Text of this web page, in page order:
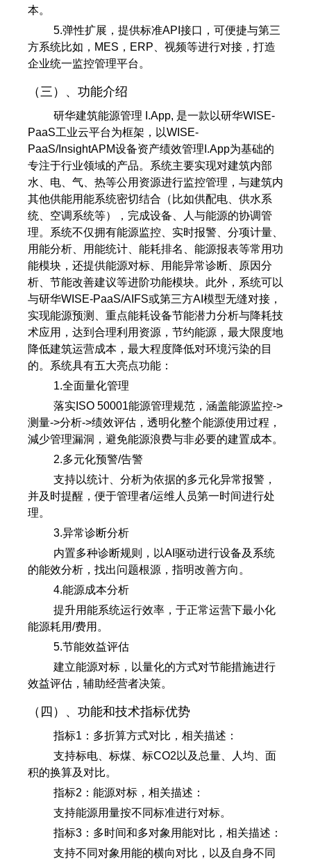
本。
5.弹性扩展，提供标准API接口，可便捷与第三
方系统比如，MES，ERP、视频等进行对接，打造
企业统一监控管理平台。
（三）、功能介绍
研华建筑能源管理 I.App, 是一款以研华WISE-
PaaS工业云平台为框架，以WISE-
PaaS/InsightAPM设备资产绩效管理I.App为基础的
专注于行业领域的产品。系统主要实现对建筑内部
水、电、气、热等公用资源进行监控管理，与建筑内
其他供能用能系统密切结合（比如供配电、供水系
统、空调系统等），完成设备、人与能源的协调管
理。系统不仅拥有能源监控、实时报警、分项计量、
用能分析、用能统计、能耗排名、能源报表等常用功
能模块，还提供能源对标、用能异常诊断、原因分
析、节能改善建议等进阶功能模块。此外，系统可以
与研华WISE-PaaS/AIFS或第三方AI模型无缝对接，
实现能源预测、重点能耗设备节能潜力分析与降耗技
术应用，达到合理利用资源，节约能源，最大限度地
降低建筑运营成本，最大程度降低对环境污染的目
的。系统具有五大亮点功能：
1.全面量化管理
落实ISO 50001能源管理规范，涵盖能源监控->
测量->分析->绩效评估，透明化整个能源使用过程，
減少管理漏洞，避免能源浪费与非必要的建置成本。
2.多元化预警/告警
支持以统计、分析为依据的多元化异常报警，
并及时提醒，便于管理者/运维人员第一时间进行处
理。
3.异常诊断分析
内置多种诊断规则，以AI驱动进行设备及系统
的能效分析，找出问题根源，指明改善方向。
4.能源成本分析
提升用能系统运行效率，于正常运营下最小化
能源耗用/费用。
5.节能效益评估
建立能源对标，以量化的方式对节能措施进行
效益评估，辅助经营者决策。
（四）、功能和技术指标优势
指标1：多折算方式对比，相关描述：
支持标电、标煤、标CO2以及总量、人均、面
积的换算及对比。
指标2：能源对标，相关描述：
支持能源用量按不同标准进行对标。
指标3：多时间和多对象用能对比，相关描述：
支持不同对象用能的横向对比，以及自身不同